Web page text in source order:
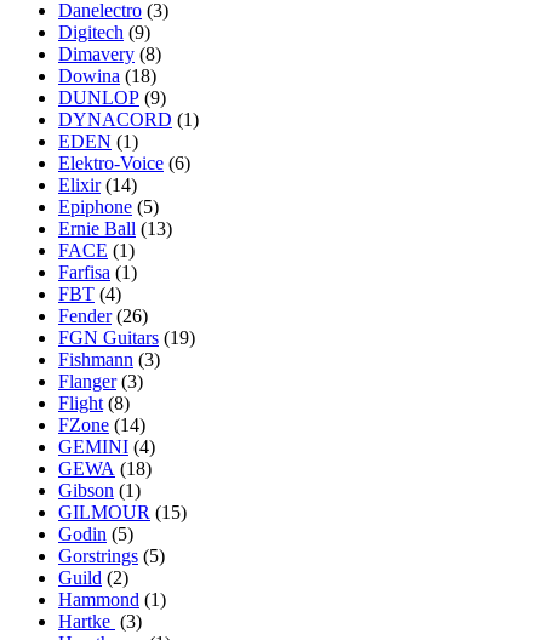
Danelectro (3)
Digitech (9)
Dimavery (8)
Dowina (18)
DUNLOP (9)
DYNACORD (1)
EDEN (1)
Elektro-Voice (6)
Elixir(14)
Epiphone (5)
Ernie Ball (13)
FACE (1)
Farfisa (1)
FBT (4)
Fender(26)
FGN Guitars (19)
Fishmann (3)
Flanger(3)
Flight (8)
FZone (14)
GEMINI (4)
GEWA (18)
Gibson (1)
GILMOUR (15)
Godin (5)
Gorstrings (5)
Guild (2)
Hammond (1)
Hartke (3)